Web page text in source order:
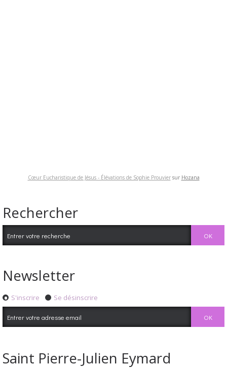
Cœur Eucharistique de Jésus - Élévations de Sophie Prouviersur Hozana
Rechercher
Newsletter
S'inscrire Se désinscrire
Saint Pierre-Julien Eymard